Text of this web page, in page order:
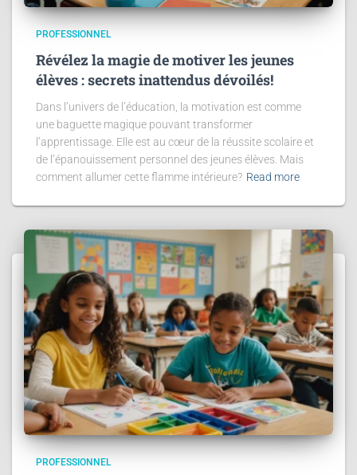
PROFESSIONNEL
Révélez la magie de motiver les jeunes
élèves : secrets inattendus dévoilés!
Dans l’univers de l’éducation, la motivation est comme
une baguette magique pouvant transformer
l’apprentissage. Elle est au cœur de la réussite scolaire et
de l’épanouissement personnel des jeunes élèves. Mais
comment allumer cette flamme intérieure? Read more
PROFESSIONNEL